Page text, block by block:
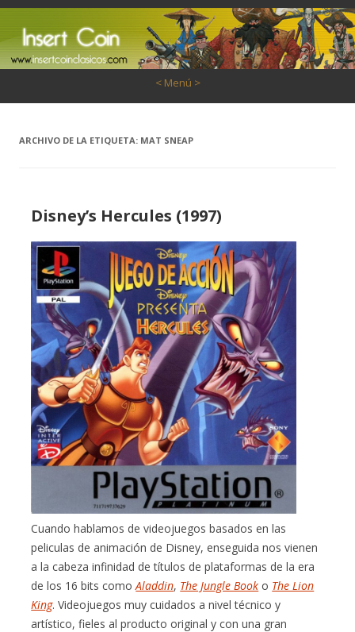
< Menú >
ARCHIVO DE LA ETIQUETA: MAT SNEAP
Disney’s Hercules (1997)
Cuando hablamos de videojuegos basados en las
peliculas de animación de Disney, enseguida nos vienen
a la cabeza infinidad de títulos de plataformas de la era
de los 16 bits comoAladdin, The Jungle Book o The Lion
King. Videojuegos muy cuidados a nivel técnico y
artístico, fieles al producto original y con una gran